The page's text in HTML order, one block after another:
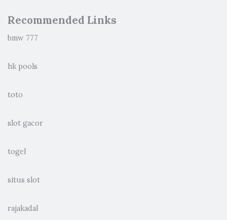
Recommended Links
bmw 777
hk pools
toto
slot gacor
togel
situs slot
rajakadal